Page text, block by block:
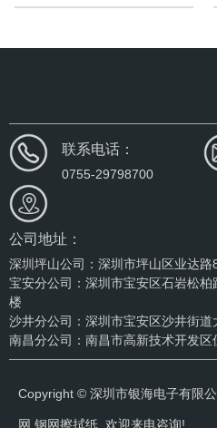
联系电话：
0755-29798700
公司地址：
深圳坪山公司：深圳市坪山区业达
宝安分公司：深圳市宝安区石岩松
楼
沙井分公司：深圳市宝安区沙井街
南昌分公司：南昌市高新技术开发
Copyright © 深圳市银海电子有限
网 钢网擦拭纸 , 欢迎来电咨询!